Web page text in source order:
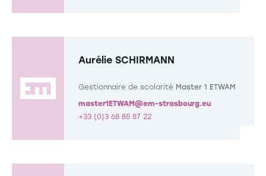
Aurélie SCHIRMANN
Gestionnaire de scolarité Master 1 ETWAM
master1ETWAM@em-strasbourg.eu
+33 (0)3 68 85 87 22